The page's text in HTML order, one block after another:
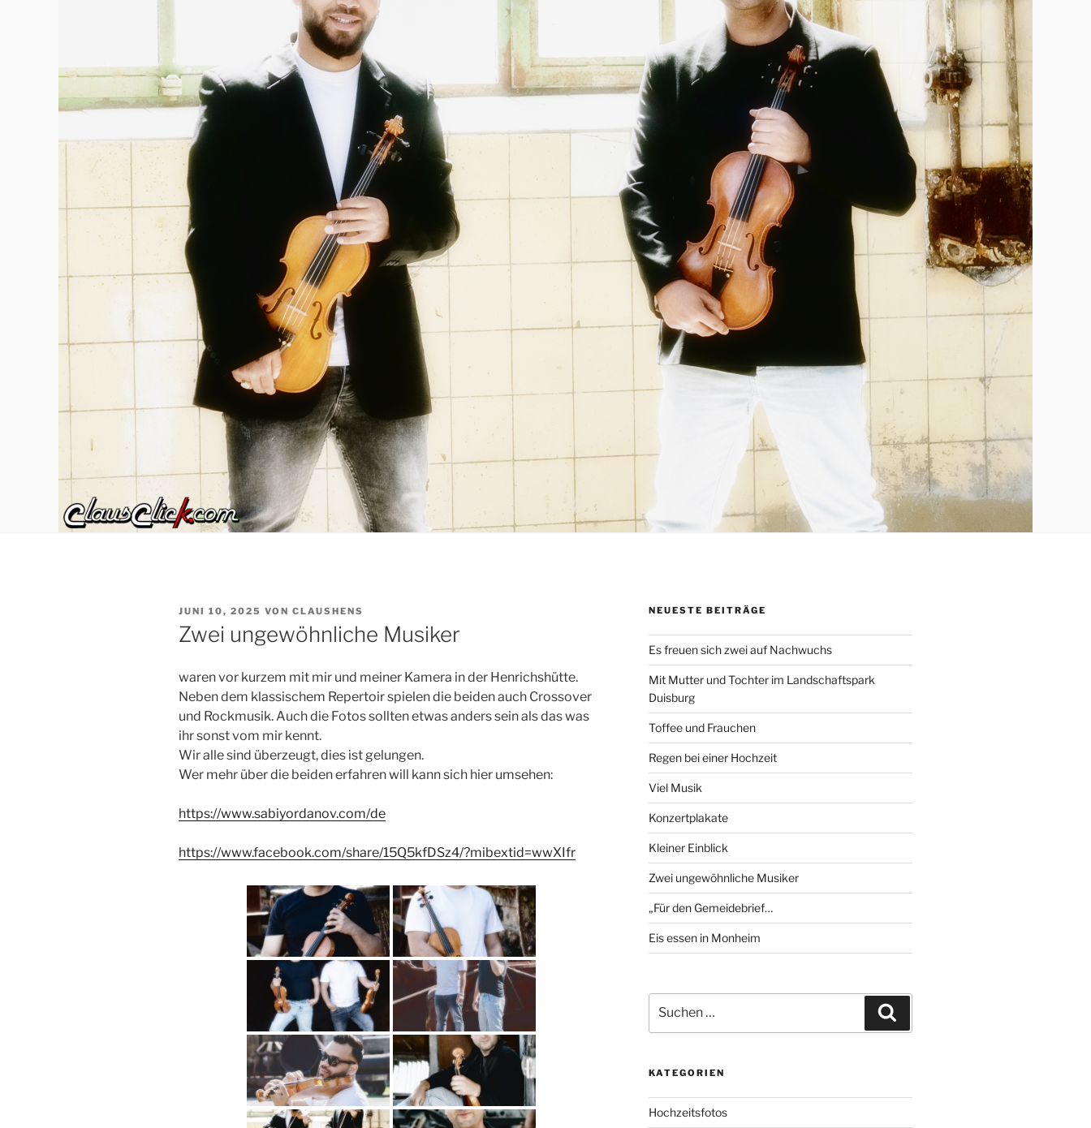
VERÖFFENTLICHT
AM
JUNI 10, 2025 VON CLAUSHENS
Zwei ungewöhnliche Musiker
waren vor kurzem mit mir und meiner Kamera in der Henrichshütte.
Neben dem klassischem Repertoir spielen die beiden auch Crossover
und Rockmusik. Auch die Fotos sollten etwas anders sein als das was
ihr sonst vom mir kennt.
Wir alle sind überzeugt, dies ist gelungen.
Wer mehr über die beiden erfahren will kann sich hier umsehen:
https://www.sabiyordanov.com/de
https://www.facebook.com/share/15Q5kfDSz4/?mibextid=wwXIfr
NEUESTE BEITRÄGE
Es freuen sich zwei auf Nachwuchs
Mit Mutter und Tochter im Landschaftspark
Duisburg
Toffee und Frauchen
Regen bei einer Hochzeit
Viel Musik
Konzertplakate
Kleiner Einblick
Zwei ungewöhnliche Musiker
„Für den Gemeidebrief…
Eis essen in Monheim
nach:
KATEGORIEN
Hochzeitsfotos